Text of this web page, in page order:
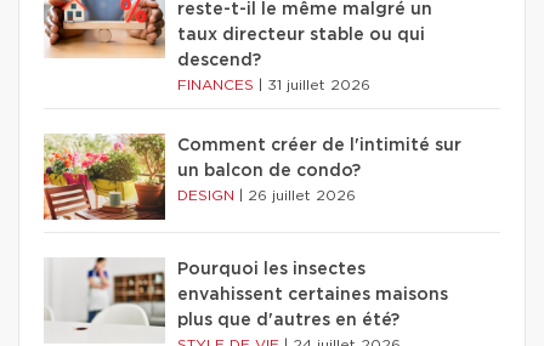
reste-t-il le même malgré un
taux directeur stable ou qui
descend?
FINANCES 31 juillet 2026
Comment créer de l'intimité sur
un balcon de condo?
DESIGN 26 juillet 2026
Pourquoi les insectes
envahissent certaines maisons
plus que d'autres en été?